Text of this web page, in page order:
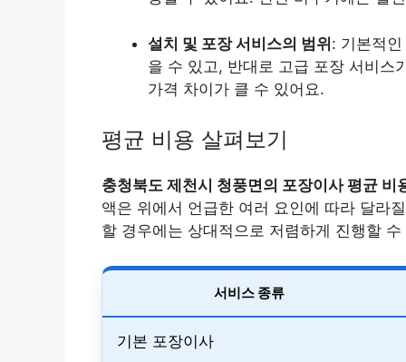
설치 및 포장 서비스의 범위: 기본적
을 수 있고, 반대로 고급 포장 서비스
가격 차이가 클 수 있어요.
평균 비용 살펴보기
충청북도 제천시 청풍면의 포장이사 평균
액은 위에서 언급한 여러 요인에 따라 달라
할 경우에는 상대적으로 저렴하게 진행할 수
서비스 종류
기본 포장이사